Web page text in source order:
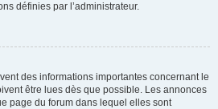
définies par l’administrateur.
des informations importantes concernant le
être lues dès que possible. Les annonces
page du forum dans lequel elles sont